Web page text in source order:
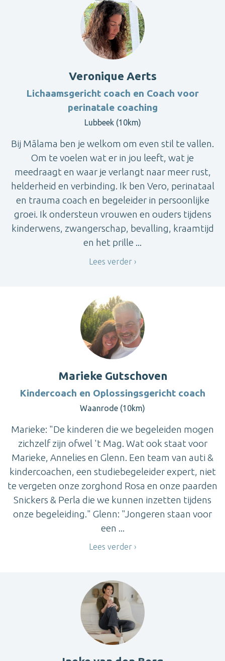
Veronique Aerts
Lichaamsgericht coach en Coach voor
perinatale coaching
Lubbeek (10km)
Bij Mālama ben je welkom om even stil te vallen.
Om te voelen wat er in jou leeft, wat je
meedraagt en waar je verlangt naar meer rust,
helderheid en verbinding. Ik ben Vero, perinataal
en trauma coach en begeleider in persoonlijke
groei. Ik ondersteun vrouwen en ouders tijdens
kinderwens, zwangerschap, bevalling, kraamtijd
en het prille ...
Lees verder
Marieke Gutschoven
Kindercoach en Oplossingsgericht coach
Waanrode (10km)
Marieke: "De kinderen die we begeleiden mogen
zichzelf zijn ofwel 't Mag. Wat ook staat voor
Marieke, Annelies en Glenn. Een team van auti &
kindercoachen, een studiebegeleider expert, niet
te vergeten onze zorghond Rosa en onze paarden
Snickers & Perla die we kunnen inzetten tijdens
onze begeleiding." Glenn: "Jongeren staan voor
een ...
Lees verder